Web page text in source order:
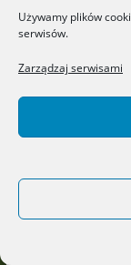
Używamy plików
serwisów.
Zarządzaj serwisami